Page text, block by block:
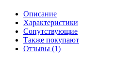
Описание
Характеристики
Сопутствующие
Также покупают
Отзывы (1)